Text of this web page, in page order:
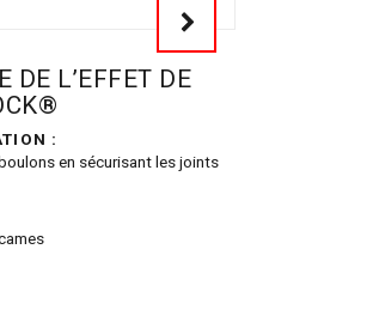
DE L’EFFET DE
:
en sécurisant les joints